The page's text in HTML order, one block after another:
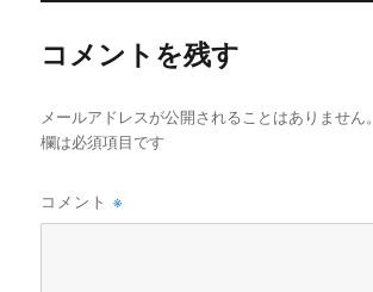
コメントを残す
メールアドレスが公開されることはありません。
欄は必須項目です
コメント※